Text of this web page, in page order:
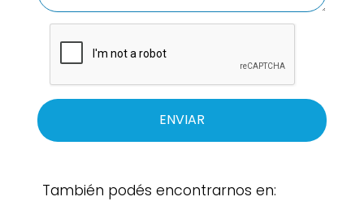
ENVIAR
También podés encontrarnos en: